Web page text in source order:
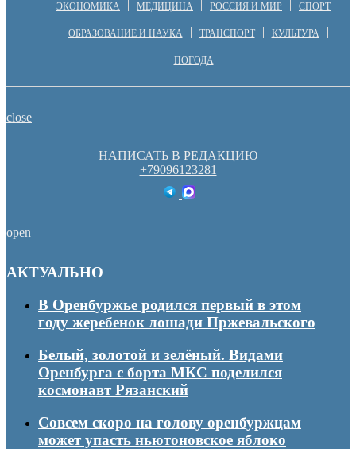
ЭКОНОМИКА МЕДИЦИНА РОССИЯ И МИР СПОРТ
ОБРАЗОВАНИЕ И НАУКА ТРАНСПОРТ КУЛЬТУРА
ПОГОДА
close
НАПИСАТЬ В РЕДАКЦИЮ
+79096123281
open
АКТУАЛЬНО
В Оренбуржье родился первый в этом
году жеребенок лошади Пржевальского
Белый, золотой и зелёный. Видами
Оренбурга с борта МКС поделился
космонавт Рязанский
Совсем скоро на голову оренбуржцам
может упасть ньютоновское яблоко